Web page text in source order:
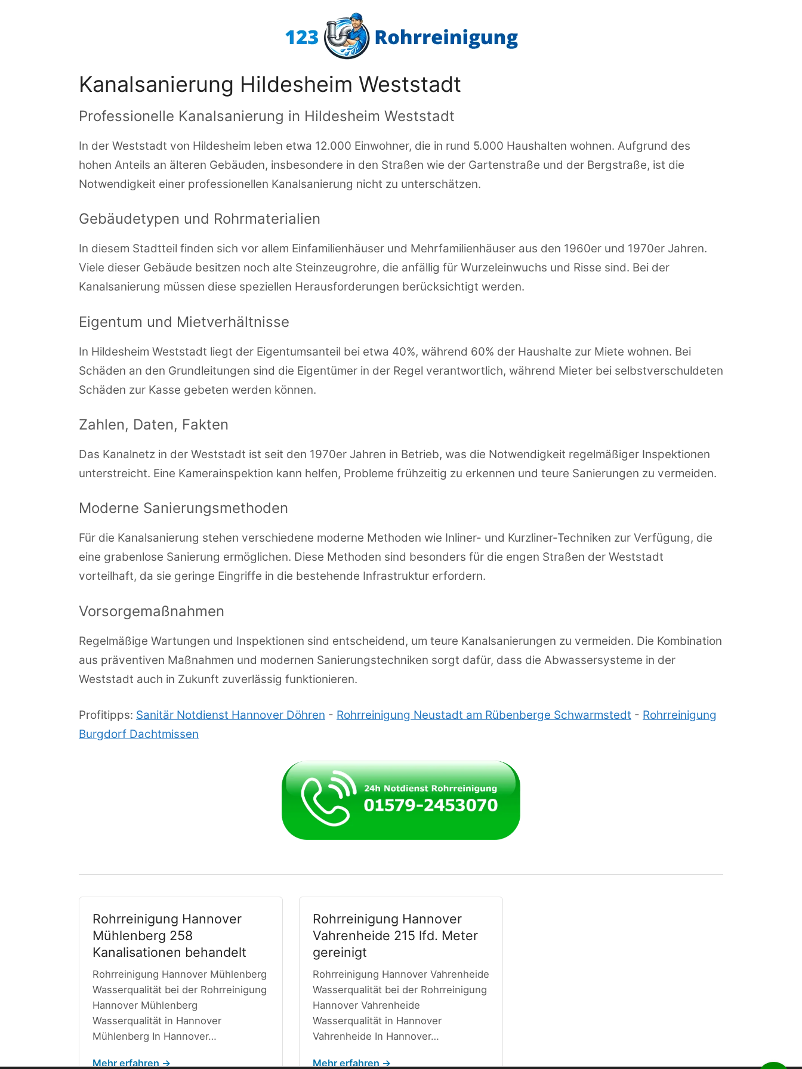
Kanalsanierung Hildesheim Weststadt
Professionelle Kanalsanierung in Hildesheim Weststadt
In der Weststadt von Hildesheim leben etwa 12.000 Einwohner, die in rund 5.000 Haushalten wohnen. Aufgrund des
hohen Anteils an älteren Gebäuden, insbesondere in den Straßen wie der Gartenstraße und der Bergstraße, ist die
Notwendigkeit einer professionellen Kanalsanierung nicht zu unterschätzen.
Gebäudetypen und Rohrmaterialien
In diesem Stadtteil finden sich vor allem Einfamilienhäuser und Mehrfamilienhäuser aus den 1960er und 1970er Jahren.
Viele dieser Gebäude besitzen noch alte Steinzeugrohre, die anfällig für Wurzeleinwuchs und Risse sind. Bei der
Kanalsanierung müssen diese speziellen Herausforderungen berücksichtigt werden.
Eigentum und Mietverhältnisse
In Hildesheim Weststadt liegt der Eigentumsanteil bei etwa 40%, während 60% der Haushalte zur Miete wohnen. Bei
Schäden an den Grundleitungen sind die Eigentümer in der Regel verantwortlich, während Mieter bei selbstverschuldeten
Schäden zur Kasse gebeten werden können.
Zahlen, Daten, Fakten
Das Kanalnetz in der Weststadt ist seit den 1970er Jahren in Betrieb, was die Notwendigkeit regelmäßiger Inspektionen
unterstreicht. Eine Kamerainspektion kann helfen, Probleme frühzeitig zu erkennen und teure Sanierungen zu vermeiden.
Moderne Sanierungsmethoden
Für die Kanalsanierung stehen verschiedene moderne Methoden wie Inliner- und Kurzliner-Techniken zur Verfügung, die
eine grabenlose Sanierung ermöglichen. Diese Methoden sind besonders für die engen Straßen der Weststadt
vorteilhaft, da sie geringe Eingriffe in die bestehende Infrastruktur erfordern.
Vorsorgemaßnahmen
Regelmäßige Wartungen und Inspektionen sind entscheidend, um teure Kanalsanierungen zu vermeiden. Die Kombination
aus präventiven Maßnahmen und modernen Sanierungstechniken sorgt dafür, dass die Abwassersysteme in der
Weststadt auch in Zukunft zuverlässig funktionieren.
Profitipps: Sanitär Notdienst Hannover Döhren - Rohrreinigung Neustadt am Rübenberge Schwarmstedt - Rohrreinigung
Burgdorf Dachtmissen
Rohrreinigung Hannover
Mühlenberg 258
Kanalisationen behandelt
Rohrreinigung Hannover Mühlenberg
Wasserqualität bei der Rohrreinigung
Hannover Mühlenberg
Wasserqualität in Hannover
Mühlenberg In Hannover…
Mehr erfahren →
Rohrreinigung Hannover
Vahrenheide 215 lfd. Meter
gereinigt
Rohrreinigung Hannover Vahrenheide
Wasserqualität bei der Rohrreinigung
Hannover Vahrenheide
Wasserqualität in Hannover
Vahrenheide In Hannover…
Mehr erfahren →